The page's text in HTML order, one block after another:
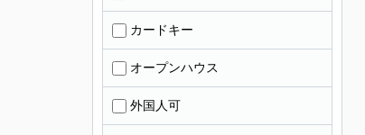
カードキー
オープンハウス
外国人可